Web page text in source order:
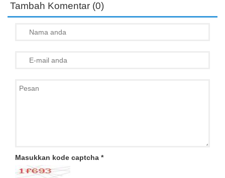
Tambah Komentar (0)
Masukkan kode captcha *